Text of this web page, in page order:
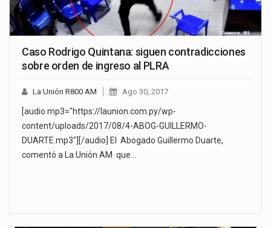
Caso Rodrigo Quintana: siguen contradicciones
sobre orden de ingreso al PLRA
La Unión R800 AM Ago 30, 2017
[audio mp3="https://launion.com.py/wp-
content/uploads/2017/08/4-ABOG-GUILLERMO-
DUARTE.mp3"][/audio] El Abogado Guillermo Duarte,
comentó a La Unión AM que…